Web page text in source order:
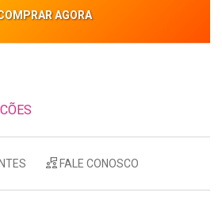
AGORA
FALE CONOSCO